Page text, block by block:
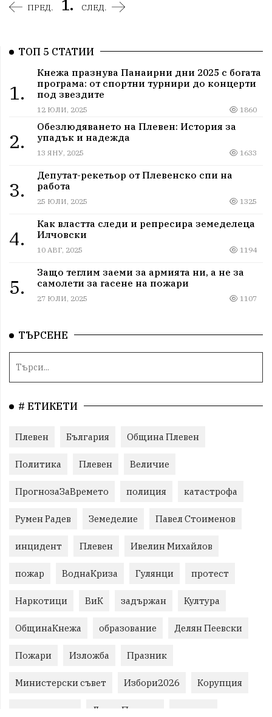
ПРЕД. 1. СЛЕД.
ТОП 5 СТАТИИ
1.
Кнежа празнува Панаирни дни 2025 с богата
програма: от спортни турнири до концерти
под звездите
12 ЮЛИ, 2025 1860
2.
Обезлюдяването на Плевен: История за
упадък и надежда
13 ЯНУ, 2025 1633
3.
Депутат-рекетьор от Плевенско спи на
работа
25 ЮЛИ, 2025 1325
4.
Как властта следи и репресира земеделеца
Илчовски
10 АВГ, 2025 1194
5.
Защо теглим заеми за армията ни, а не за
самолети за гасене на пожари
27 ЮЛИ, 2025 1107
ТЪРСЕНЕ
# ЕТИКЕТИ
Плевен България Община Плевен
Политика Плевен Величие
ПрогнозаЗаВремето полиция катастрофа
Румен Радев Земеделие Павел Стоименов
инцидент Плевен Ивелин Михайлов
пожар ВоднаКриза Гулянци протест
Наркотици ВиК задържан Култура
ОбщинаКнежа образование Делян Пеевски
Пожари Изложба Празник
Министерски съвет Избори2026 Корупция
ЛетниПожари